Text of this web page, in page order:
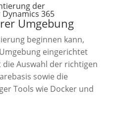
der
365
Umgebung
beginnen kann,
eingerichtet
Auswahl der richtigen
sowie die
Tools wie Docker und